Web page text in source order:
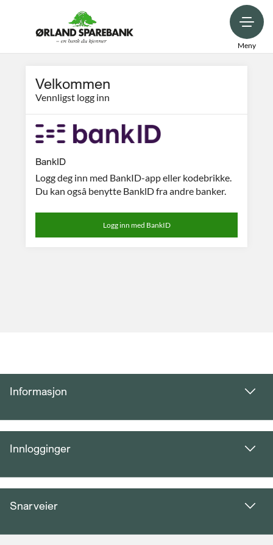
Meny
Velkommen
Vennligst logg inn
BankID
Logg deg inn med BankID-app eller kodebrikke.
Du kan ogsâ benytte BanklD fra andre banker.
Logg inn med BankID
Informasjon
Innlogginger
Snarveier